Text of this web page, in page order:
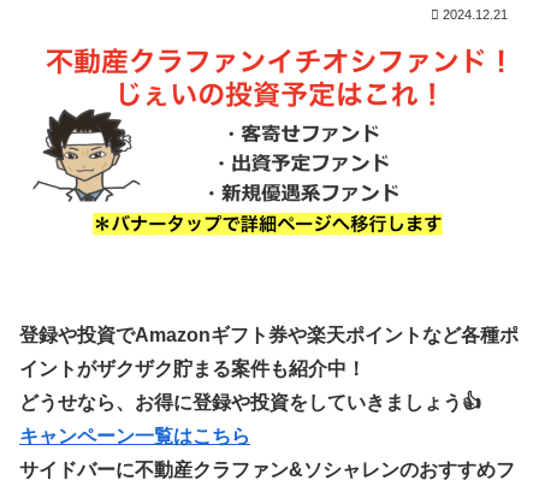
2024.12.21
登録や投資でAmazonギフト券や楽天ポイントなど各種ポ
イントがザクザク貯まる案件も紹介中！
どうせなら、お得に登録や投資をしていきましょう👍
キャンペーン一覧はこちら
サイドバーに不動産クラファン&ソシャレンのおすすめフ